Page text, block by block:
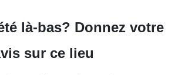
là-bas? Donnez votre
sur ce lieu